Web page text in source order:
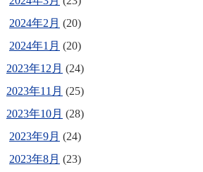
2024年2月 (20)
2024年1月 (20)
2023年12月 (24)
2023年11月 (25)
2023年10月 (28)
2023年9月 (24)
2023年8月 (23)